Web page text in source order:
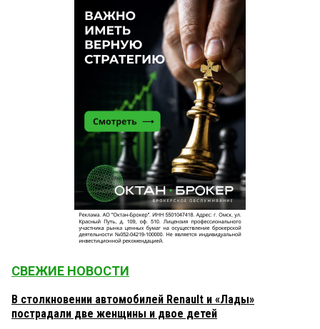
СВЕЖИЕ НОВОСТИ
В столкновении автомобилей Renault и «Лады»
пострадали две женщины и двое детей